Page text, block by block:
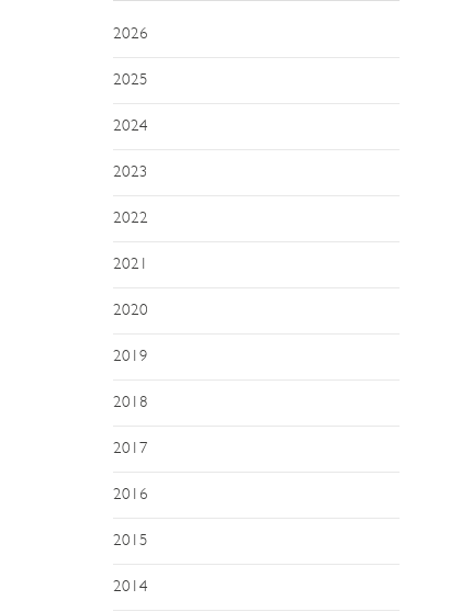
2026
2025
2024
2023
2022
2021
2020
2019
2018
2017
2016
2015
2014